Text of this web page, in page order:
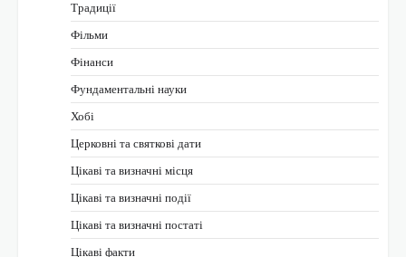
Традиції
Фільми
Фінанси
Фундаментальні науки
Хобі
Церковні та святкові дати
Цікаві та визначні місця
Цікаві та визначні події
Цікаві та визначні постаті
Цікаві факти